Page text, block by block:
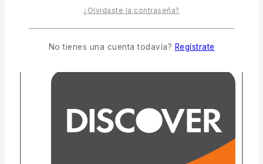
¿Olvidaste la contraseña?
No tienes una cuenta todavía? Regístrate